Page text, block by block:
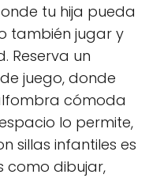
tu hija pueda
también jugar y
Reserva un
juego, donde
cómoda
lo permite,
sillas infantiles es
como dibujar,